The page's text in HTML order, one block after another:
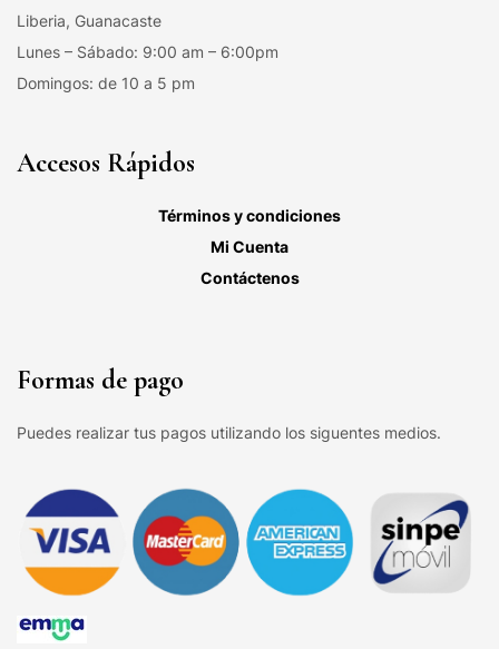
Liberia, Guanacaste
Lunes – Sábado: 9:00 am – 6:00pm
Domingos: de 10 a 5 pm
Accesos Rápidos
Términos y condiciones
Mi Cuenta
Contáctenos
Formas de pago
Puedes realizar tus pagos utilizando los siguentes medios.